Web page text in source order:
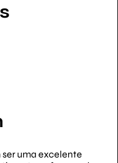
uma excelente